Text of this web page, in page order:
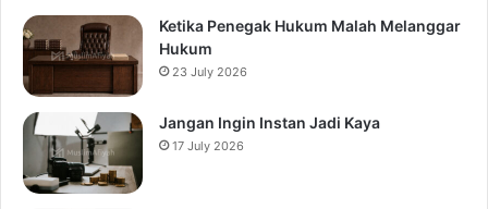
Ketika Penegak Hukum Malah Melanggar
Hukum
23 July 2026
Jangan Ingin Instan Jadi Kaya
17 July 2026